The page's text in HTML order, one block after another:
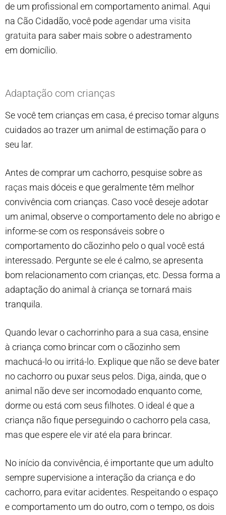
de um profissional em comportamento animal. Aqui
na Cão Cidadão, você pode agendar uma visita
gratuita para saber mais sobre o adestramento
em domicílio.
Adaptação com crianças
Se você tem crianças em casa, é preciso tomar alguns
cuidados ao trazer um animal de estimação para o
seu lar.
Antes de comprar um cachorro, pesquise sobre as
raças mais dóceis e que geralmente têm melhor
convivência com crianças. Caso você deseje adotar
um animal, observe o comportamento dele no abrigo e
informe-se com os responsáveis sobre o
comportamento do cãozinho pelo o qual você está
interessado. Pergunte se ele é calmo, se apresenta
bom relacionamento com crianças, etc. Dessa forma a
adaptação do animal à criança se tornará mais
tranquila.
Quando levar o cachorrinho para a sua casa, ensine
à criança como brincar com o cãozinho sem
machucá-lo ou irritá-lo. Explique que não se deve bater
no cachorro ou puxar seus pelos. Diga, ainda, que o
animal não deve ser incomodado enquanto come,
dorme ou está com seus filhotes. O ideal é que a
criança não fique perseguindo o cachorro pela casa,
mas que espere ele vir até ela para brincar.
No início da convivência, é importante que um adulto
sempre supervisione a interação da criança e do
cachorro, para evitar acidentes. Respeitando o espaço
e comportamento um do outro, com o tempo, os dois